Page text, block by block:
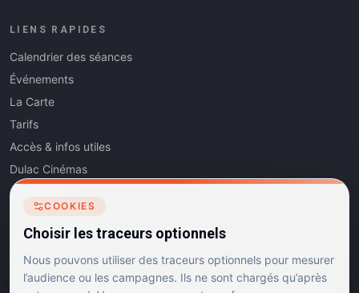
LIENS RAPIDES
Calendrier des séances
Événements
La Carte
Tarifs
Accès & infos utiles
Dulac Cinémas
Cinéma5
Les Dits de l'Art
Contact
COOKIES
Choisir les traceurs optionnels
Nous pouvons utiliser des traceurs optionnels pour mesurer
l’audience ou les campagnes. Ils ne sont chargés qu’après